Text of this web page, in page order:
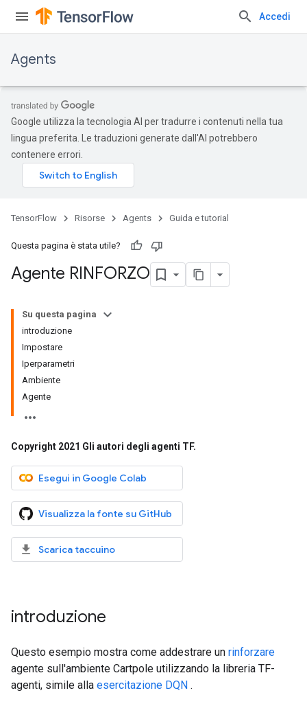
Accedi
Agents
Google utilizza la tecnologia AI per tradurre i contenuti nella tua
lingua preferita. Le traduzioni generate dall'AI potrebbero
contenere errori.
TensorFlow Risorse Agents Guida e tutorial
Questa pagina è stata utile?
Agente RINFORZO
Su questa pagina
introduzione
Impostare
Iperparametri
Ambiente
Agente
Copyright 2021 Gli autori degli agenti TF.
Esegui in Google Colab
Visualizza la fonte su GitHub
Scarica taccuino
introduzione
Questo esempio mostra come addestrare un rinforzare
agente sull'ambiente Cartpole utilizzando la libreria TF-
agenti, simile alla esercitazione DQN .